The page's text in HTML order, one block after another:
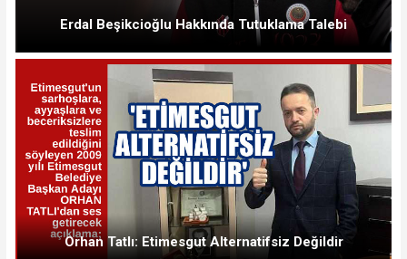
Erdal Beşikcioğlu Hakkında Tutuklama Talebi
Orhan Tatlı: Etimesgut Alternatifsiz Değildir